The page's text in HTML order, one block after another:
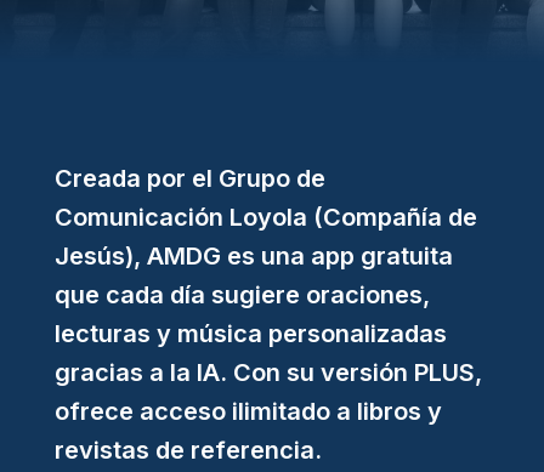
Creada por el Grupo de
Comunicación Loyola (Compañía de
Jesús), AMDG es una app gratuita
que cada día sugiere oraciones,
lecturas y música personalizadas
gracias a la IA. Con su versión PLUS,
ofrece acceso ilimitado a libros y
revistas de referencia.